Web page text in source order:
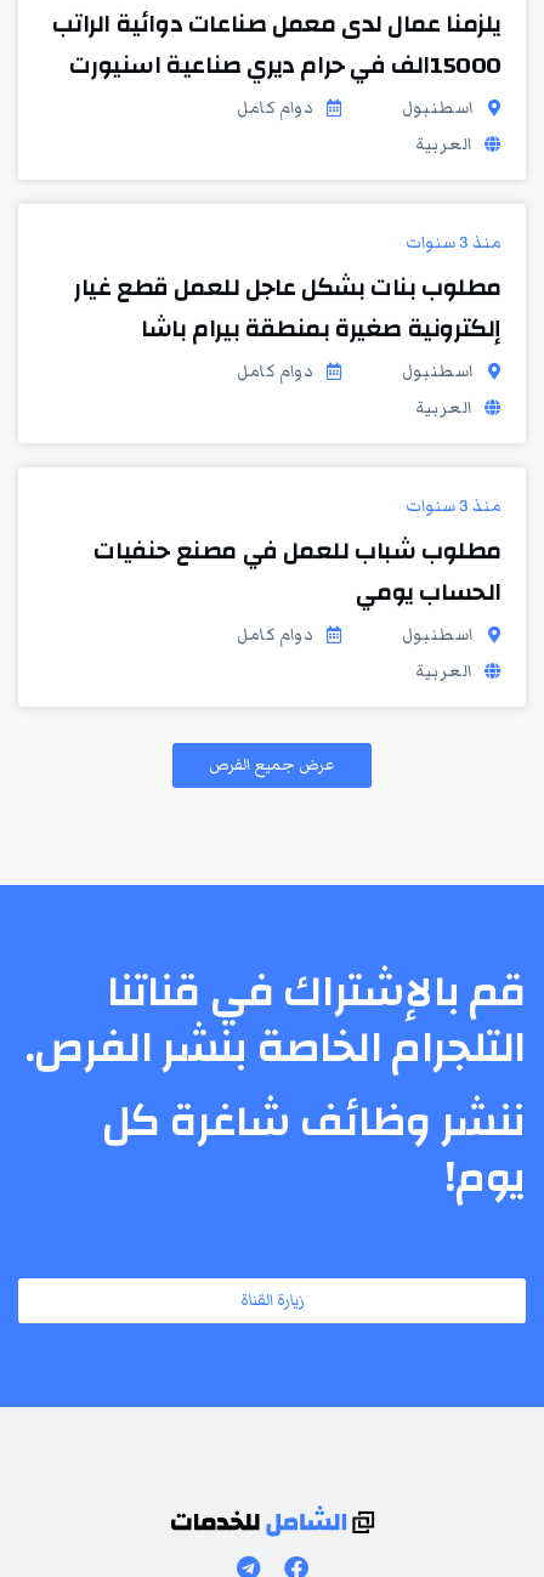
يلزمنا عمال لدى معمل صناعات دوائية الراتب
15000الف في حرام ديري صناعية اسنيورت
اسطنبول
دوام كامل
العربية
منذ 3 سنوات
مطلوب بنات بشكل عاجل للعمل قطع غيار
إلكترونية صغيرة بمنطقة بيرام باشا
اسطنبول
دوام كامل
العربية
منذ 3 سنوات
مطلوب شباب للعمل في مصنع حنفيات
الحساب يومي
اسطنبول
دوام كامل
العربية
عرض جميع الفرص
قم بالإشتراك في قناتنا
التلجرام الخاصة بنشر الفرص.
ننشر وظائف شاغرة كل
يوم!
زيارة القناة